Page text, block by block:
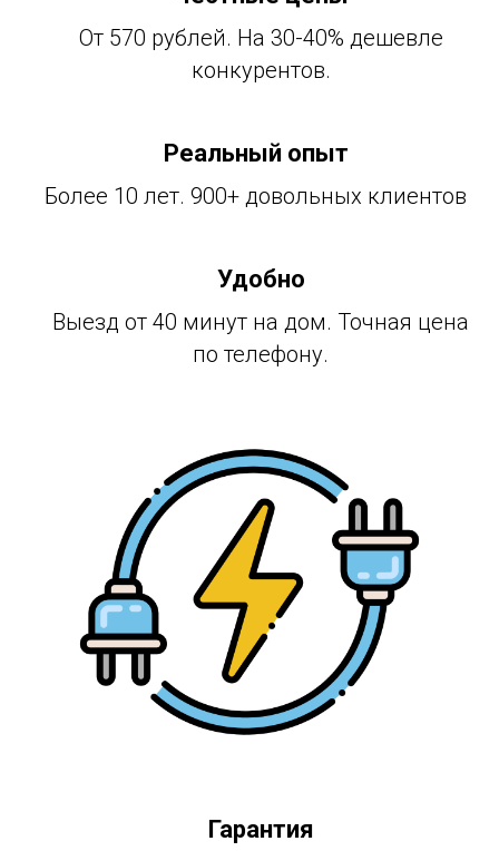
От 570 рублей. На 30-40% дешевле
конкурентов.
Реальный опыт
Более 10 лет. 900+ довольных клиентов
Удобно
Выезд от 40 минут на дом. Точная цена
по телефону.
Гарантия